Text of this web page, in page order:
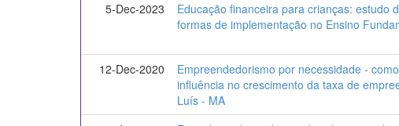
5-Dec-2023
Educação financeira para crianças: estudo
formas de implementação no Ensino
12-Dec-2020
Empreendedorismo por necessidade -
influência no crescimento da taxa de
Luís - MA